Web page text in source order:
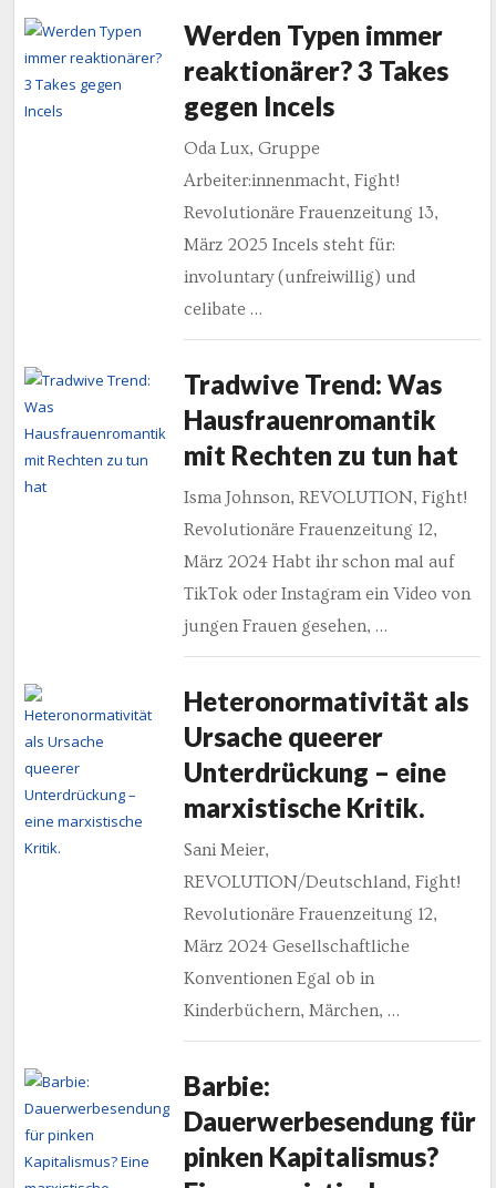
Werden Typen immer
reaktionärer? 3 Takes
gegen Incels
Oda Lux, Gruppe
Arbeiter:innenmacht, Fight!
Revolutionäre Frauenzeitung 13,
März 2025 Incels steht für:
involuntary (unfreiwillig) und
celibate …
Tradwive Trend: Was
Hausfrauenromantik
mit Rechten zu tun hat
Isma Johnson, REVOLUTION, Fight!
Revolutionäre Frauenzeitung 12,
März 2024 Habt ihr schon mal auf
TikTok oder Instagram ein Video von
jungen Frauen gesehen, …
Heteronormativität als
Ursache queerer
Unterdrückung – eine
marxistische Kritik.
Sani Meier,
REVOLUTION/Deutschland, Fight!
Revolutionäre Frauenzeitung 12,
März 2024 Gesellschaftliche
Konventionen Egal ob in
Kinderbüchern, Märchen, …
Barbie:
Dauerwerbesendung für
pinken Kapitalismus?